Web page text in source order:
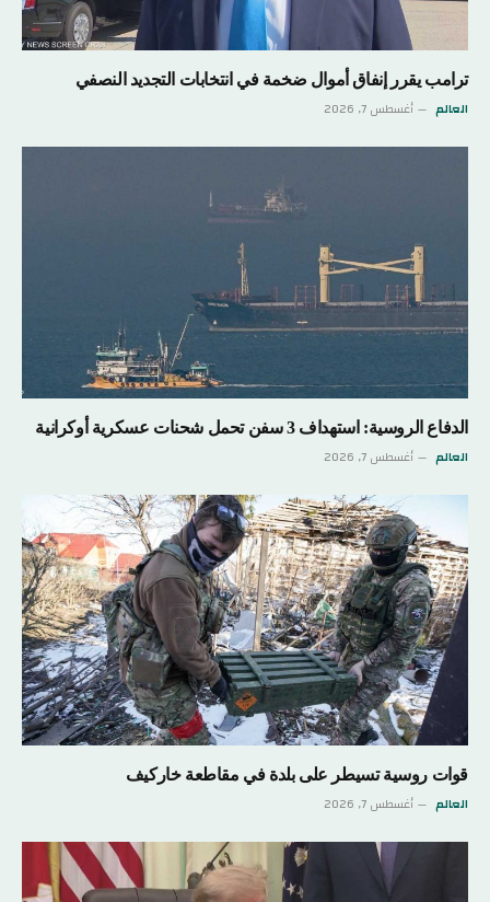
ترامب يقرر إنفاق أموال ضخمة في انتخابات التجديد النصفي
العالم أغسطس 7, 2026
الدفاع الروسية: استهداف 3 سفن تحمل شحنات عسكرية أوكرانية
العالم أغسطس 7, 2026
قوات روسية تسيطر على بلدة في مقاطعة خاركيف
العالم أغسطس 7, 2026